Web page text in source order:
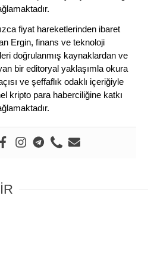
fiyat hareketlerinden ibaret
Ergin, finans ve teknoloji
doğrulanmış kaynaklardan ve
bir editoryal yaklaşımla okura
ve şeffaflık odaklı içeriğiyle
kripto para haberciliğine katkı